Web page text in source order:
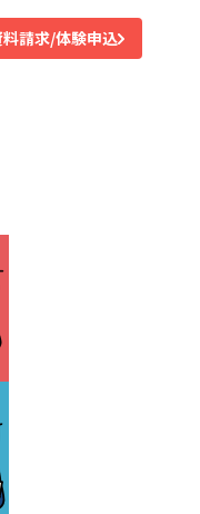
請求/体験申込